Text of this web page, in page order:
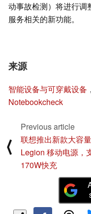
动事故检测）将进行调
服务相关的新功能。
来源
智能设备与可穿戴设备
Notebookcheck
⟨
Previous article
联想推出新款大容量
Legion 移动电源，
170W快充